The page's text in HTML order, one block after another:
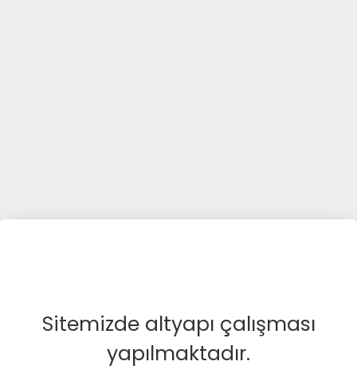
Sitemizde altyapı çalışması
yapılmaktadır.